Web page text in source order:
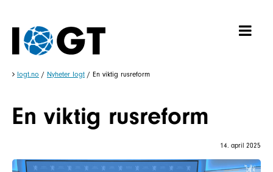
Iogt.no / Nyheter Iogt / En viktig rusreform
En viktig rusreform
14. april 2025